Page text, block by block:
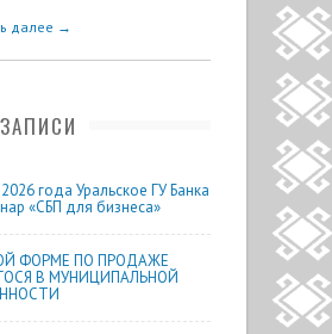
далее →
года Уральское ГУ Банка
«СБП для бизнеса»
ФОРМЕ ПО ПРОДАЖЕ
В МУНИЦИПАЛЬНОЙ